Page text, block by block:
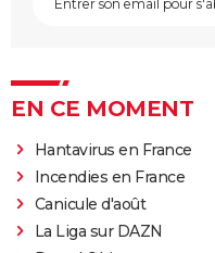
EN CE MOMENT
Hantavirus en France
Incendies en France
Canicule d'août
La Liga sur DAZN